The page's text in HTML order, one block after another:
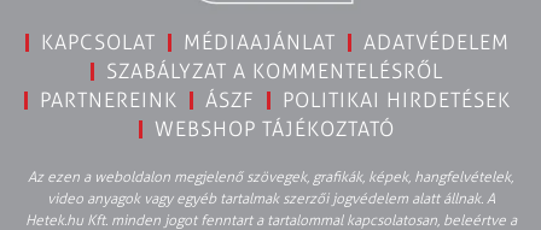
KAPCSOLAT MÉDIAAJÁNLAT
ADATVÉDELEM
SZABÁLYZAT A KOMMENTELÉSRŐL
PARTNEREINK
ÁSZF
POLITIKAI HIRDETÉSEK
WEBSHOP TÁJÉKOZTATÓ
Az ezen a weboldalon megjelenő szövegek, grafikák, képek, hangfelvételek,
video anyagok vagy egyéb tartalmak szerzői jogvédelem alatt állnak. A
Hetek.hu Kft. minden jogot fenntart a tartalommal kapcsolatosan, beleértve a